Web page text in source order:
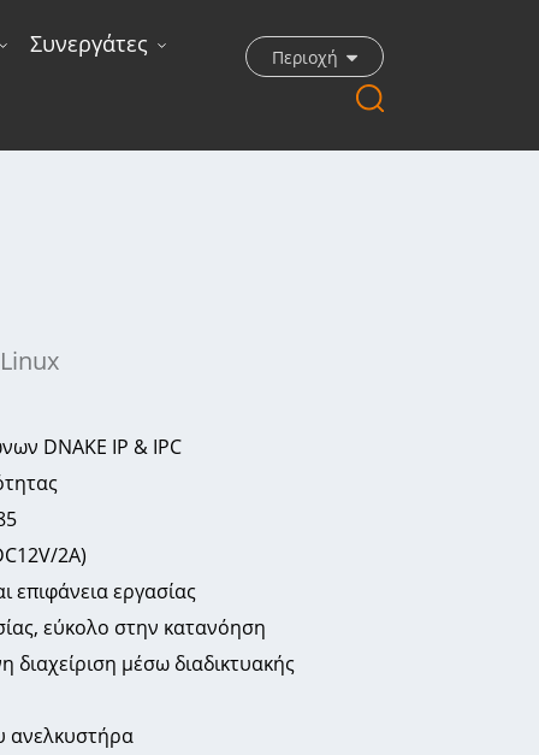
Συνεργάτες Περιοχή
DNAKE IP & IPC
2A)
επιφάνεια εργασίας
εύκολο στην κατανόηση
μέσω διαδικτυακής
ανελκυστήρα